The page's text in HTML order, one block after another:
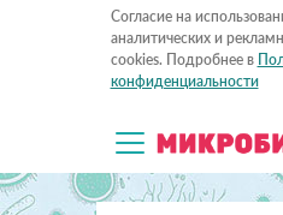
Согласие на
аналитических и
cookies. Подробнее в
конфиденциальности